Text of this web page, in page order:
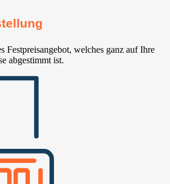
Festpreisangebot, welches ganz auf Ihre
abgestimmt ist.